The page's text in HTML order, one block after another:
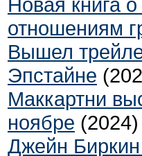
Новая книга
отношениям
Вышел
Эпстайне
Маккартни
ноябре (2024)
Джейн